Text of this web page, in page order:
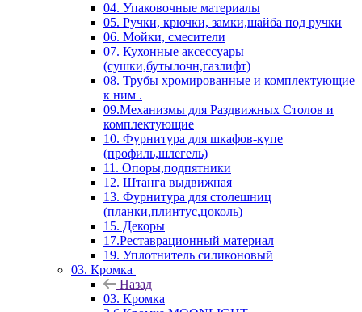
04. Упаковочные материалы
05. Ручки, крючки, замки,шайба под ручки
06. Мойки, смесители
07. Кухонные аксессуары
(сушки,бутылочн,газлифт)
08. Трубы хромированные и комплектующие
к ним .
09.Механизмы для Раздвижных Столов и
комплектующие
10. Фурнитура для шкафов-купе
(профиль,шлегель)
11. Опоры,подпятники
12. Штанга выдвижная
13. Фурнитура для столешниц
(планки,плинтус,цоколь)
15. Декоры
17.Реставрационный материал
19. Уплотнитель силиконовый
03. Кромка
Назад
03. Кромка